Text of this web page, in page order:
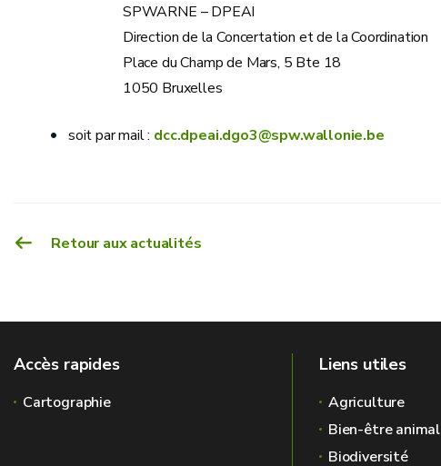
SPWARNE – DPEAI
Direction de la Concertation et de la Coordination
Place du Champ de Mars, 5 Bte 18
1050 Bruxelles
soit par mail : dcc.dpeai.dgo3@spw.wallonie.be
Retour aux actualités
Accès rapides
Cartographie
Liens utiles
Agriculture
Bien-être animal
Biodiversité